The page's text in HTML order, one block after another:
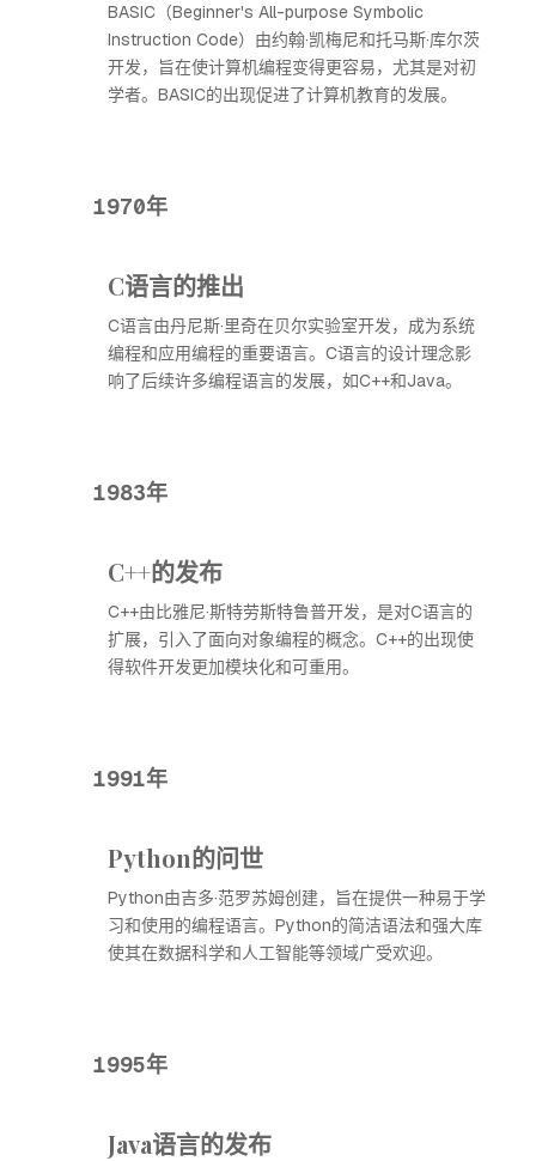
BASIC（Beginner's All-purpose Symbolic
Instruction Code）由约翰·凯梅尼和托马斯·库尔茨
开发，旨在使计算机编程变得更容易，尤其是对初
学者。BASIC的出现促进了计算机教育的发展。
1970年
C语言的推出
C语言由丹尼斯·里奇在贝尔实验室开发，成为系统
编程和应用编程的重要语言。C语言的设计理念影
响了后续许多编程语言的发展，如C++和Java。
1983年
C++的发布
C++由比雅尼·斯特劳斯特鲁普开发，是对C语言的
扩展，引入了面向对象编程的概念。C++的出现使
得软件开发更加模块化和可重用。
1991年
Python的问世
Python由吉多·范罗苏姆创建，旨在提供一种易于学
习和使用的编程语言。Python的简洁语法和强大库
使其在数据科学和人工智能等领域广受欢迎。
1995年
Java语言的发布